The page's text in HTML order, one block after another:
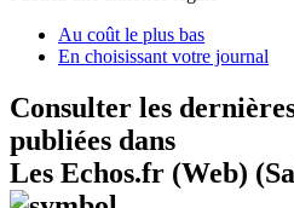
Au coût le plus bas
En choisissant votre journal
Consulter les
publiées dans
Les Echos.fr (Web)